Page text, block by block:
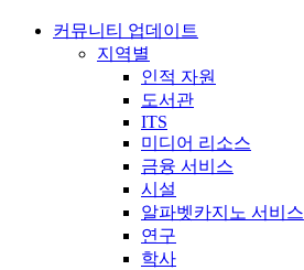
커뮤니티 업데이트
지역별
인적 자원
도서관
ITS
미디어 리소스
금융 서비스
시설
알파벳카지노 서비스
연구
학사